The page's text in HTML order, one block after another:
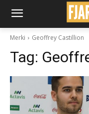
Merki Geoffrey Castillion
Tag: